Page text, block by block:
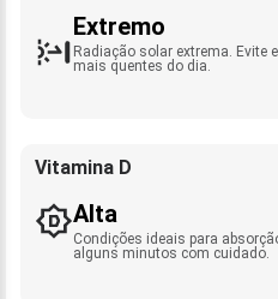
Extremo
Radiação solar extrema. Evite
mais quentes do dia.
Vitamina D
Alta
Condições ideais para
alguns minutos com cuidado.